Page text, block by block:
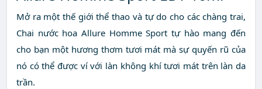
Mở ra một thế giới thể thao và tự do cho các chàng trai,
Chai nước hoa Allure Homme Sport tự hào mang đến
cho bạn một hương thơm tươi mát mà sự quyến rũ của
nó có thể được ví với làn không khí tươi mát trên làn da
trần.